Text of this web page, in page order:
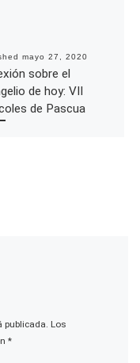
mayo 27, 2020
sobre el
de hoy: VII
de Pascua
publicada. Los
*